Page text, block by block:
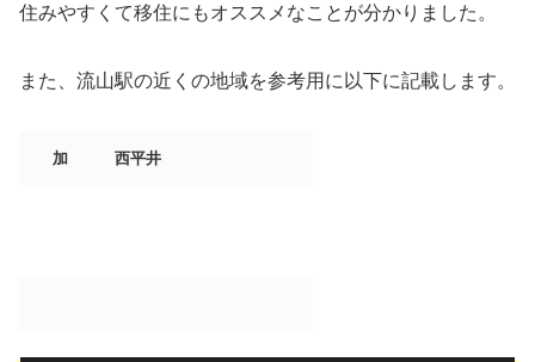
住みやすくて移住にもオススメなことが分かりました。
また、流山駅の近くの地域を参考用に以下に記載します。
加 西平井